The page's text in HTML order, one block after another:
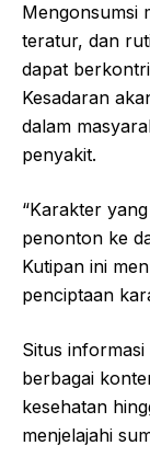
Mengonsumsi
teratur, dan
dapat
Kesadaran
dalam
penyakit.
“Karakter
penonton ke
Kutipan ini
penciptaan
Situs informasi
berbagai
kesehatan
menjelajahi